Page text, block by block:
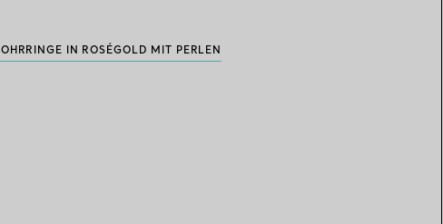
OHRRINGE IN ROSÉGOLD MIT PERLEN